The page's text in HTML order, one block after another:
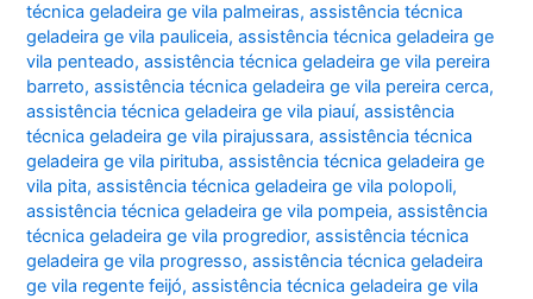
técnica geladeira ge vila palmeiras,assistência técnica
geladeira ge vila pauliceia,assistência técnica geladeira ge
vila penteado,assistência técnica geladeira ge vila pereira
barreto,assistência técnica geladeira ge vila pereira cerca,
assistência técnica geladeira ge vila piauí,assistência
técnica geladeira ge vila pirajussara,assistência técnica
geladeira ge vila pirituba,assistência técnica geladeira ge
vila pita,assistência técnica geladeira ge vila polopoli,
assistência técnica geladeira ge vila pompeia,assistência
técnica geladeira ge vila progredior,assistência técnica
geladeira ge vila progresso,assistência técnica geladeira
ge vila regente feijó,assistência técnica geladeira ge vila